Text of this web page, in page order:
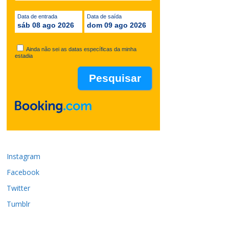
Data de entrada
sáb 08 ago 2026
Data de saída
dom 09 ago 2026
Ainda não sei as datas específicas da minha
estadia
Instagram
Facebook
Twitter
Tumblr